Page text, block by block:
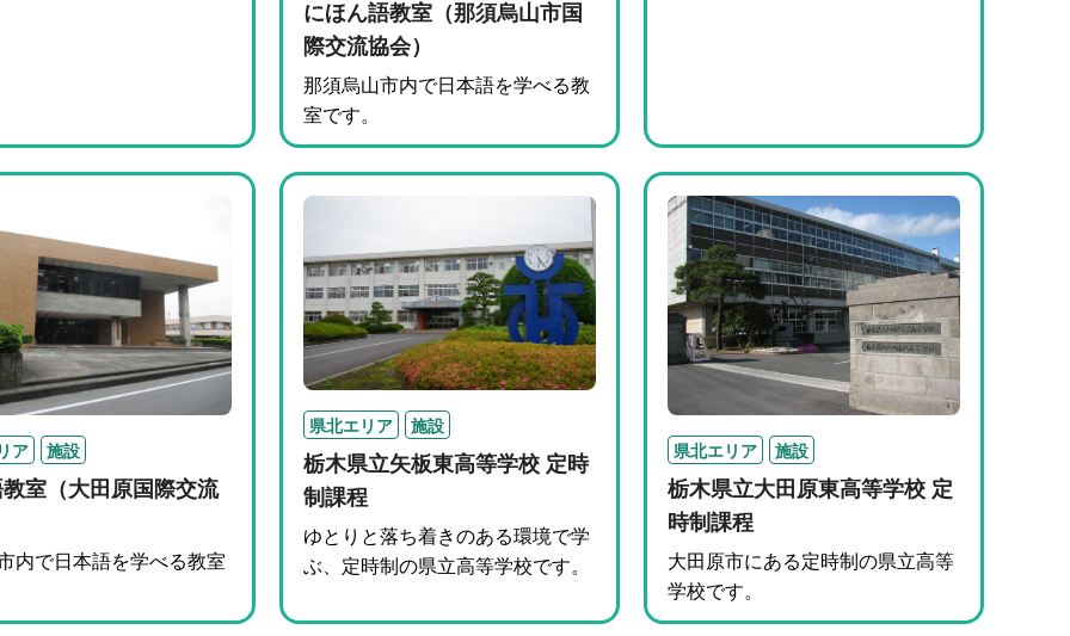
にほん語教室（那須烏山市国
際交流協会）
那須烏山市内で日本語を学べる教
室です。
ア 施設
室（大田原国際交流
内で日本語を学べる教室
県北エリア 施設
栃木県立矢板東高等学校 定時
制課程
ゆとりと落ち着きのある環境で学
ぶ、定時制の県立高等学校です。
県北エリア 施設
栃木県立大田原東高等学校 定
時制課程
大田原市にある定時制の県立高等
学校です。